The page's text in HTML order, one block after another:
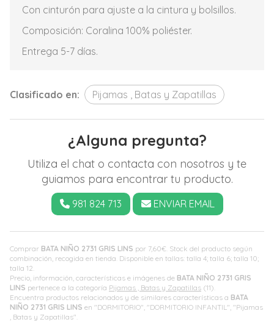
Comprar BATA NIÑO 2731 GRIS LINS por 7,60€ . Stock del producto según
combinación, recogida en tienda. Disponible en tallas: talla 4; talla 6; talla 10;
talla 12.
Precio, información, características e imágenes de BATA NIÑO 2731 GRIS
LINS pertenece a la categoría Pijamas , Batas y Zapatillas (11).
Encuentra productos relacionados y de similares características a BATA
NIÑO 2731 GRIS LINS en "DORMITORIO", "DORMITORIO INFANTIL", "Pijamas
, Batas y Zapatillas".
Con cinturón para ajuste a la cintura y bolsillos.
Composición: Coralina 100% poliéster.
Entrega 5-7 días.
Clasificado en: Pijamas , Batas y Zapatillas
¿Alguna pregunta?
Utiliza el chat o contacta con nosotros y te
guiamos para encontrar tu producto.
981 824 713 ENVIAR EMAIL